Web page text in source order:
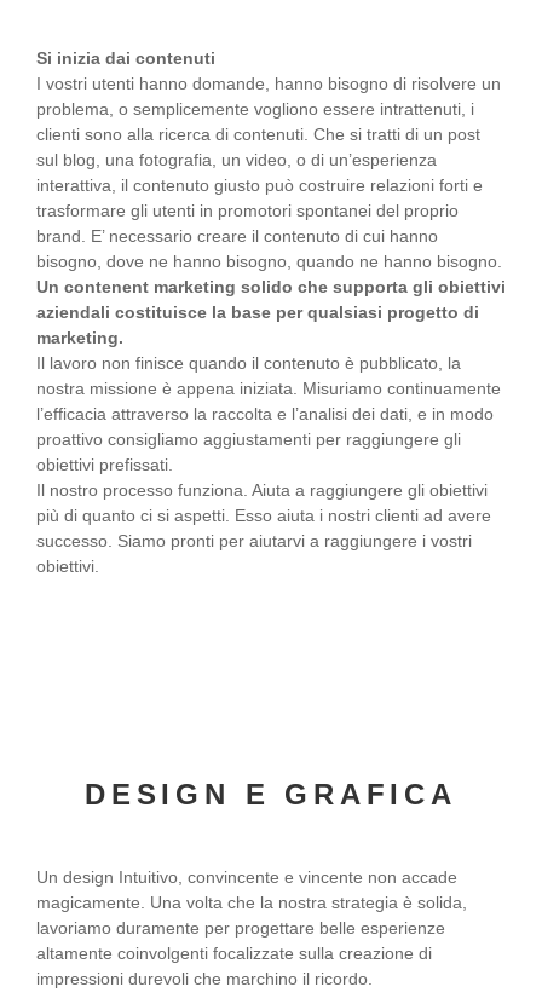
Si inizia dai contenuti
I vostri utenti hanno domande, hanno bisogno di risolvere un
problema, o semplicemente vogliono essere intrattenuti, i
clienti sono alla ricerca di contenuti. Che si tratti di un post
sul blog, una fotografia, un video, o di un’esperienza
interattiva, il contenuto giusto può costruire relazioni forti e
trasformare gli utenti in promotori spontanei del proprio
brand. E’ necessario creare il contenuto di cui hanno
bisogno, dove ne hanno bisogno, quando ne hanno bisogno.
Un contenent marketing solido che supporta gli obiettivi
aziendali costituisce la base per qualsiasi progetto di
marketing.
Il lavoro non finisce quando il contenuto è pubblicato, la
nostra missione è appena iniziata. Misuriamo continuamente
l’efficacia attraverso la raccolta e l’analisi dei dati, e in modo
proattivo consigliamo aggiustamenti per raggiungere gli
obiettivi prefissati.
Il nostro processo funziona. Aiuta a raggiungere gli obiettivi
più di quanto ci si aspetti. Esso aiuta i nostri clienti ad avere
successo. Siamo pronti per aiutarvi a raggiungere i vostri
obiettivi.
DESIGN E GRAFICA
Un design Intuitivo, convincente e vincente non accade
magicamente. Una volta che la nostra strategia è solida,
lavoriamo duramente per progettare belle esperienze
altamente coinvolgenti focalizzate sulla creazione di
impressioni durevoli che marchino il ricordo.